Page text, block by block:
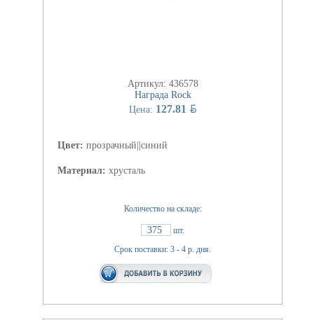
Артикул: 436578
Награда Rock
Цена: 127.81 BYN
Цвет: прозрачный||синий
Материал: хрусталь
Количество на складе:
375
шт.
Срок поставки: 3 - 4 р. дня.